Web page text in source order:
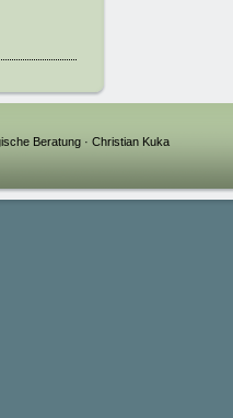
Beratung · Christian Kuka